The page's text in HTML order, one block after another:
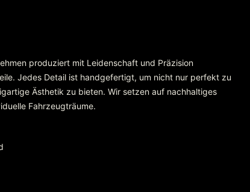
produziert mit Leidenschaft und Präzision
Jedes Detail ist handgefertigt, um nicht nur perfekt zu
Ästhetik zu bieten. Wir setzen auf nachhaltiges
Fahrzeugträume.